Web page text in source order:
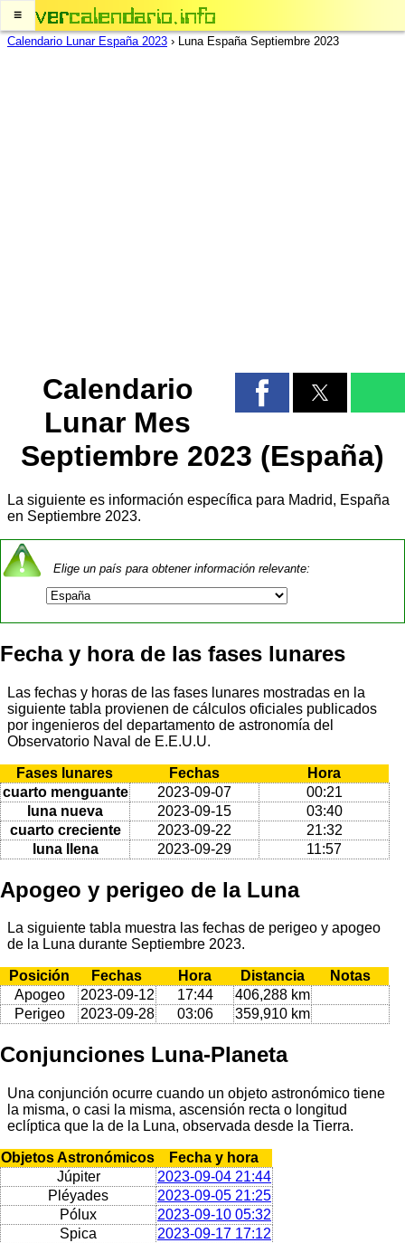
≡
Calendario Lunar España 2023 › Luna España Septiembre 2023
Calendario
Lunar Mes
Septiembre 2023 (España)
La siguiente es información específica para Madrid, España
en Septiembre 2023.
Elige un país para obtener información relevante:
Fecha y hora de las fases lunares
Las fechas y horas de las fases lunares mostradas en la
siguiente tabla provienen de cálculos oficiales publicados
por ingenieros del departamento de astronomía del
Observatorio Naval de E.E.U.U.
Fases lunares Fechas
Hora
cuarto menguante
2023-09-07
00:21
luna nueva
2023-09-15
03:40
cuarto creciente
2023-09-22
21:32
luna llena
2023-09-29 11:57
Apogeo y perigeo de la Luna
La siguiente tabla muestra las fechas de perigeo y apogeo
de la Luna durante Septiembre 2023.
Posición Fechas Hora Distancia
Notas
Apogeo
2023-09-12 17:44
406,288 km
Perigeo
2023-09-28 03:06 359,910 km
Conjunciones Luna-Planeta
Una conjunción ocurre cuando un objeto astronómico tiene
la misma, o casi la misma, ascensión recta o longitud
eclíptica que la de la Luna, observada desde la Tierra.
Objetos Astronómicos
Fecha y hora
Júpiter
2023-09-04 21:44
Pléyades
2023-09-05 21:25
Pólux
2023-09-10 05:32
Spica
2023-09-17 17:12